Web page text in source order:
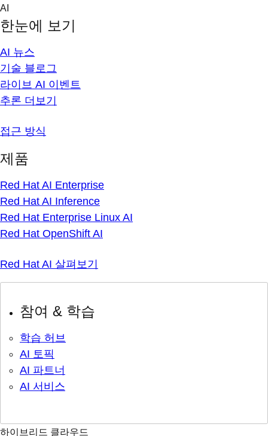
Skip
content
AI
한눈에 보기
AI 뉴스
기술 블로그
라이브 AI 이벤트
추론 더보기
접근 방식
제품
Red Hat AI Enterprise
Red Hat AI Inference
Red Hat Enterprise Linux AI
Red Hat OpenShift AI
Red Hat AI 살펴보기
참여 & 학습
학습 허브
AI 토픽
AI 파트너
AI 서비스
하이브리드 클라우드